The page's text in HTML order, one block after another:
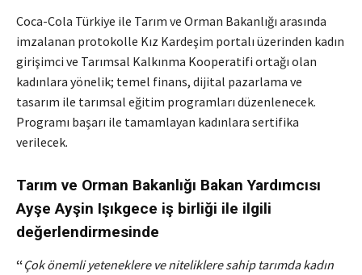
Coca-Cola Türkiye ile Tarım ve Orman Bakanlığı arasında
imzalanan protokolle Kız Kardeşim portalı üzerinden kadın
girişimci ve Tarımsal Kalkınma Kooperatifi ortağı olan
kadınlara yönelik; temel finans, dijital pazarlama ve
tasarım ile tarımsal eğitim programları düzenlenecek.
Programı başarı ile tamamlayan kadınlara sertifika
verilecek.
Tarım ve Orman Bakanlığı Bakan Yardımcısı
Ayşe Ayşin Işıkgece iş birliği ile ilgili
değerlendirmesinde
“Çok önemli yeteneklere ve niteliklere sahip tarımda kadın